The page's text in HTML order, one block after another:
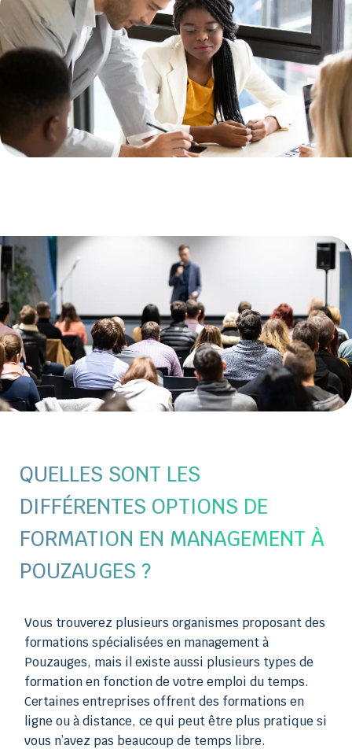
QUELLES SONT LES
DIFFÉRENTES OPTIONS DE
FORMATION EN MANAGEMENT À
POUZAUGES ?
Vous trouverez plusieurs organismes proposant des
formations spécialisées en management à
Pouzauges, mais il existe aussi plusieurs types de
formation en fonction de votre emploi du temps.
Certaines entreprises offrent des formations en
ligne ou à distance, ce qui peut être plus pratique si
vous n’avez pas beaucoup de temps libre.